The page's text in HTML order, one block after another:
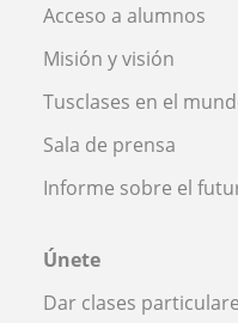
Acceso a alumnos
Misión y visión
Tusclases en el
Sala de prensa
Informe sobre el
Únete
Dar clases